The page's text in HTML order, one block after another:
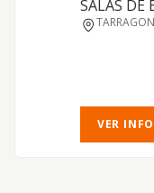
SALAS DE
VER